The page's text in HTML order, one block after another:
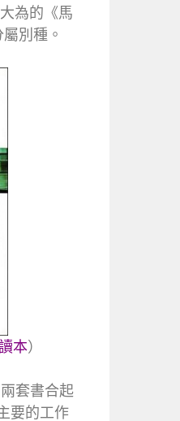
為的《馬
別種。
本）
套書合起
要的工作